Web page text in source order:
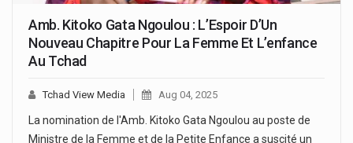
Amb. Kitoko Gata Ngoulou : L’Espoir D’Un
Nouveau Chapitre Pour La Femme Et L’enfance
Au Tchad
Tchad View Media Aug 04, 2025
La nomination de l'Amb. Kitoko Gata Ngoulou au poste de
Ministre de la Femme et de la Petite Enfance a suscité un